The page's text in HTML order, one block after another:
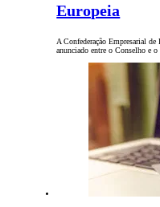
Europeia
A Confederação Empresarial
anunciado entre o Conselho e